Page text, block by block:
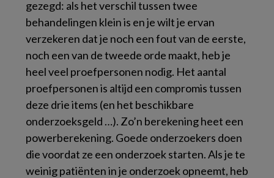
gezegd: als het verschil tussen twee
behandelingen klein is en je wilt je ervan
verzekeren dat je noch een fout van de eerste,
noch een van de tweede orde maakt, heb je
heel veel proefpersonen nodig. Het aantal
proefpersonen is altijd een compromis tussen
deze drie items (en het beschikbare
onderzoeksgeld …). Zo’n berekening heet een
powerberekening. Goede onderzoekers doen
die voordat ze een onderzoek starten. Als je te
weinig patiënten in je onderzoek opneemt, heb